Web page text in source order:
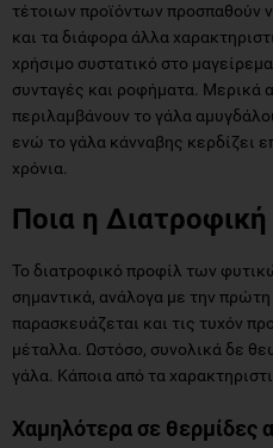
συνταγές και ροφήματα. Μερικά
περιλαμβάνουν το γάλα
ενώ το γάλα κάνναβης κερδίζει
χρόνια.
Ποια η Διατροφική
σημαντικά, ανάλογα με την
μέταλλα. Ωστόσο, συνολικά δε
γάλα. Κάποια από τα
Χαμηλότερα σε θερμίδες
Το γάλα ρυζιού έχει την
γάλατος χαμηλών λιπαρών